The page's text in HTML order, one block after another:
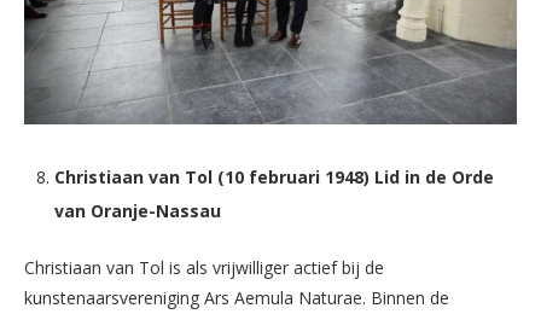
Christiaan van Tol (10 februari 1948) Lid in de Orde
van Oranje-Nassau
Christiaan van Tol is als vrijwilliger actief bij de
kunstenaarsvereniging Ars Aemula Naturae. Binnen de